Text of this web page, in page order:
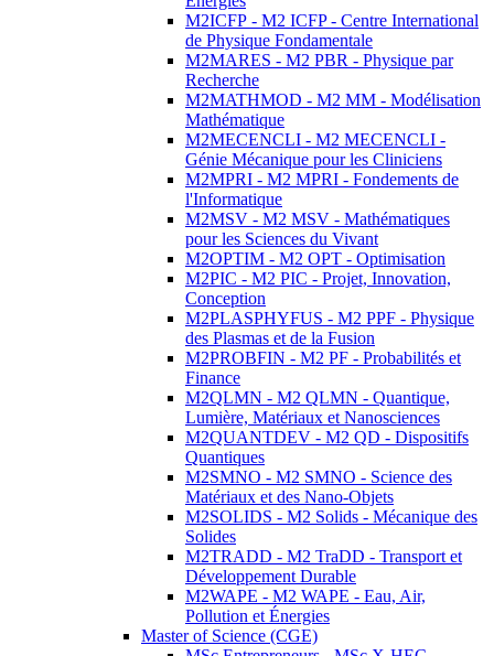
M2ICFP - M2 ICFP - Centre International
de Physique Fondamentale
M2MARES - M2 PBR - Physique par
Recherche
M2MATHMOD - M2 MM - Modélisation
Mathématique
M2MECENCLI - M2 MECENCLI -
Génie Mécanique pour les Cliniciens
M2MPRI - M2 MPRI - Fondements de
l'Informatique
M2MSV - M2 MSV - Mathématiques
pour les Sciences du Vivant
M2OPTIM - M2 OPT - Optimisation
M2PIC - M2 PIC - Projet, Innovation,
Conception
M2PLASPHYFUS - M2 PPF - Physique
des Plasmas et de la Fusion
M2PROBFIN - M2 PF - Probabilités et
Finance
M2QLMN - M2 QLMN - Quantique,
Lumière, Matériaux et Nanosciences
M2QUANTDEV - M2 QD - Dispositifs
Quantiques
M2SMNO - M2 SMNO - Science des
Matériaux et des Nano-Objets
M2SOLIDS - M2 Solids - Mécanique des
Solides
M2TRADD - M2 TraDD - Transport et
Développement Durable
M2WAPE - M2 WAPE - Eau, Air,
Pollution et Énergies
Master of Science (CGE)